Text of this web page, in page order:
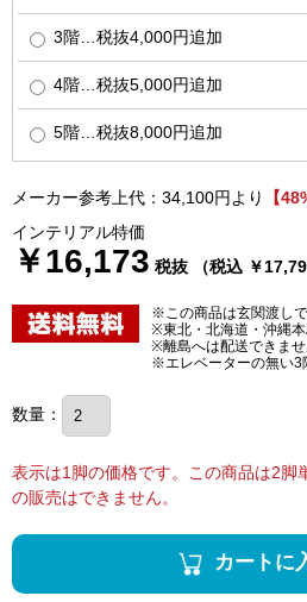
3階…税抜4,000円追加
4階…税抜5,000円追加
5階…税抜8,000円追加
メーカー参考上代：34,100円より
【
インテリアル特価
￥16,173 税抜 （税込 ￥
※この商品は玄関渡し
※東北・北海道・沖縄
※離島へは配送できませ
※エレベーターの無い3
数量：
表示は1脚の価格です。この商品は2脚
の販売はできません。
カートに